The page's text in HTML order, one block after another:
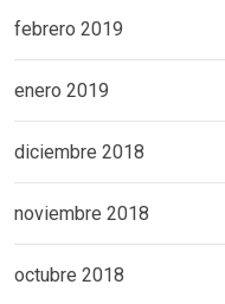
febrero 2019
enero 2019
diciembre 2018
noviembre 2018
octubre 2018